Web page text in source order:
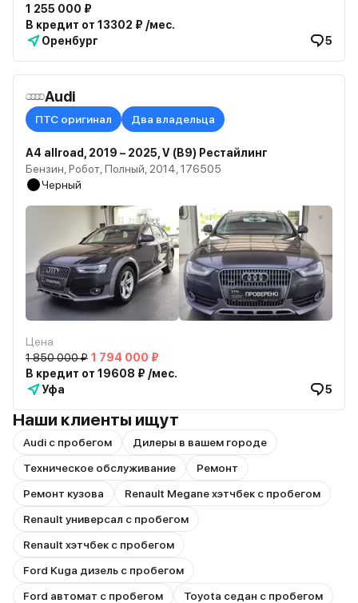
1 255 000 ₽
В кредит от 13302 ₽ /мес.
Оренбург
5
Audi
ПТС оригинал Два владельца
A4 allroad, 2019 – 2025, V (B9) Рестайлинг
Бензин, Робот, Полный, 2014, 176505
Черный
Цена
1 850 000 ₽ 1 794 000 ₽
В кредит от 19608 ₽ /мес.
Уфа
5
Наши клиенты ищут
Audi с пробегом
Дилеры в вашем городе
Техническое обслуживание
Ремонт
Ремонт кузова
Renault Megane хэтчбек с пробегом
Renault универсал с пробегом
Renault хэтчбек с пробегом
Ford Kuga дизель с пробегом
Ford автомат с пробегом
Toyota седан с пробегом